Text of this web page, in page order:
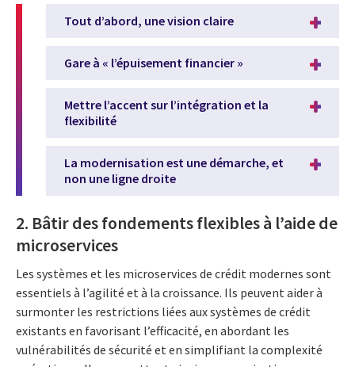
Tout d’abord, une vision claire
Gare à « l’épuisement financier »
Mettre l’accent sur l’intégration et la
flexibilité
La modernisation est une démarche, et
non une ligne droite
2. Bâtir des fondements flexibles à l’aide de
microservices
Les systèmes et les microservices de crédit modernes sont
essentiels à l’agilité et à la croissance. Ils peuvent aider à
surmonter les restrictions liées aux systèmes de crédit
existants en favorisant l’efficacité, en abordant les
vulnérabilités de sécurité et en simplifiant la complexité